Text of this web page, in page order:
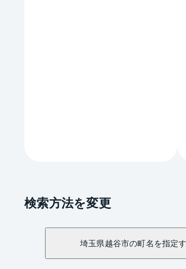
検索方法を変更
埼玉県越谷市の町名を指定